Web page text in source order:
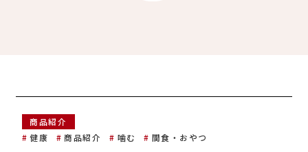
商品紹介
健康
商品紹介 噛む 間食・おやつ